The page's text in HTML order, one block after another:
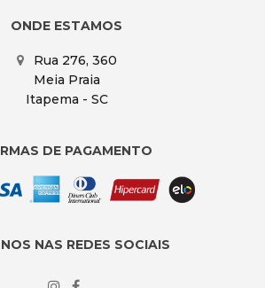
ONDE ESTAMOS
Rua 276, 360
Meia Praia
Itapema - SC
DE PAGAMENTO
NAS REDES SOCIAIS